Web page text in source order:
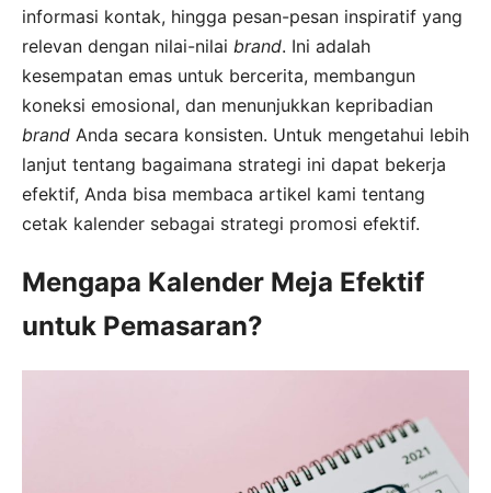
informasi kontak, hingga pesan-pesan inspiratif yang
relevan dengan nilai-nilai brand. Ini adalah
kesempatan emas untuk bercerita, membangun
koneksi emosional, dan menunjukkan kepribadian
brand Anda secara konsisten. Untuk mengetahui lebih
lanjut tentang bagaimana strategi ini dapat bekerja
efektif, Anda bisa membaca artikel kami tentang
cetak kalender sebagai strategi promosi efektif.
Mengapa Kalender Meja Efektif
untuk Pemasaran?